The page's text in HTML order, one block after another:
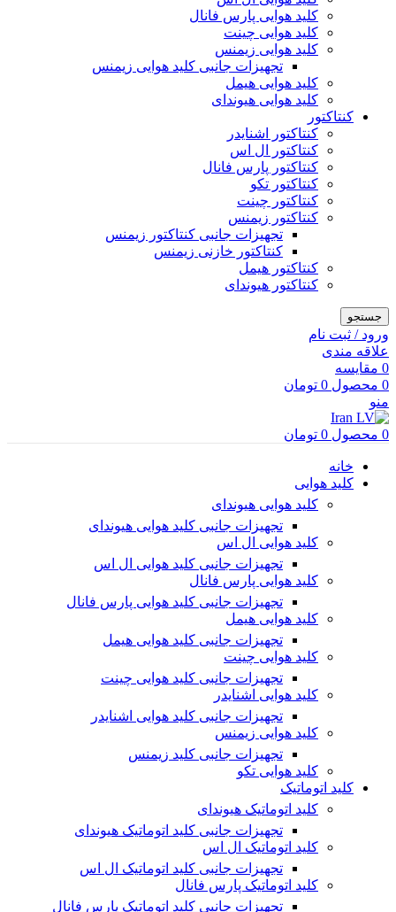
کلید هوایی پارس فانال
کلید هوایی چینت
کلید هوایی زیمنس
تجهیزات جانبی کلید هوایی زیمنس
کلید هوایی هیمل
کلید هوایی هیوندای
کنتاکتور
کنتاکتور اشنایدر
کنتاکتور ال اس
کنتاکتور پارس فانال
کنتاکتور تکو
کنتاکتور چینت
کنتاکتور زیمنس
تجهیزات جانبی کنتاکتور زیمنس
کنتاکتور خازنی زیمنس
کنتاکتور هیمل
کنتاکتور هیوندای
جستجو
ورود / ثبت نام
علاقه مندی
0 مقایسه
0 محصول 0 تومان
منو
0 محصول 0 تومان
خانه
کلید هوایی
کلید هوایی هیوندای
تجهیزات جانبی کلید هوایی هیوندای
کلید هوایی ال اس
تجهیزات جانبی کلید هوایی ال اس
کلید هوایی پارس فانال
تجهیزات جانبی کلید هوایی پارس فانال
کلید هوایی هیمل
تجهیزات جانبی کلید هوایی هیمل
کلید هوایی چینت
تجهیزات جانبی کلید هوایی چینت
کلید هوایی اشنایدر
تجهیزات جانبی کلید هوایی اشنایدر
کلید هوایی زیمنس
تجهیزات جانبی کلید زیمنس
کلید هوایی تکو
کلید اتوماتیک
کلید اتوماتیک هیوندای
تجهیزات جانبی کلید اتوماتیک هیوندای
کلید اتوماتیک ال اس
تجهیزات جانبی کلید اتوماتیک ال اس
کلید اتوماتیک پارس فانال
تجهیزات جانبی کلید اتوماتیک پارس فانال